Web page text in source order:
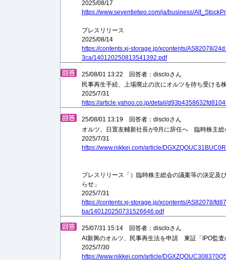
2025/08/17
https://www.seventietwo.com/ja/business/
プレスリリース
2025/08/14
https://contents.xj-storage.jp/xcontents/AS82078/
3ca/140120250813541392.pdf
25/08/01 13:22 回答者：discloさん
民事再生手続、上場廃止の次にオルツを待ち受ける
2025/7/31
https://article.yahoo.co.jp/detail/
25/08/01 13:19 回答者：discloさん
オルツ、日置友輔新社長が9月に辞任へ 臨時株主総
2025/7/31
https://www.nikkei.com/article/
プレスリリース「）臨時株主総会の議案等の決定及
らせ」
2025/7/31
https://contents.xj-storage.jp/xcontents/AS82078/
ba/140120250731526646.pdf
25/07/31 15:14 回答者：discloさん
AI新興のオルツ、民事再生法を申請 東証「IPO監査
2025/7/30
https://www.nikkei.com/article/